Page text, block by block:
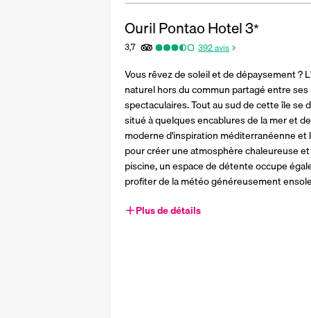
Ouril Pontao Hotel3*
3,7 392avis
Vous rêvez de soleil et de dépaysement ?
naturel hors du commun partagé entre
spectaculaires. Tout au sud de cette île se
situé à quelques encablures de la mer et
moderne d'inspiration méditerranéenne
pour créer une atmosphère chaleureuse
piscine, un espace de détente occupe
profiter de la météo généreusement
Plus de détails